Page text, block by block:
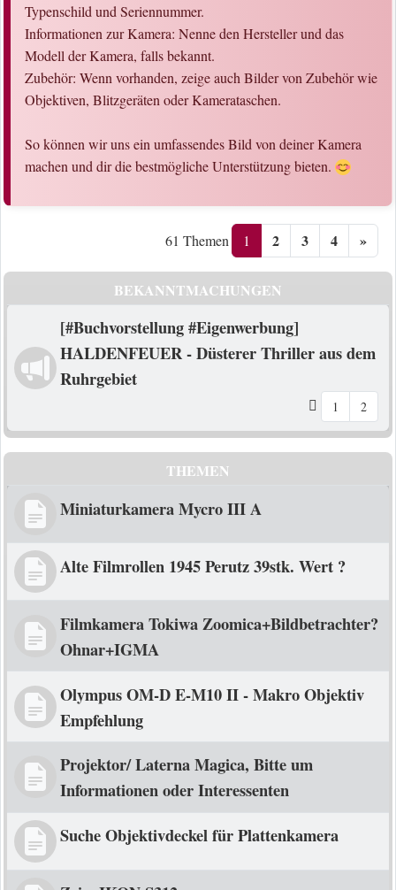
Typenschild und Seriennummer.
Informationen zur Kamera: Nenne den Hersteller und das
Modell der Kamera, falls bekannt.
Zubehör: Wenn vorhanden, zeige auch Bilder von Zubehör wie
Objektiven, Blitzgeräten oder Kamerataschen.
So können wir uns ein umfassendes Bild von deiner Kamera
machen und dir die bestmögliche Unterstützung bieten.
61 Themen 1 2 3 4 »
BEKANNTMACHUNGEN
[#Buchvorstellung #Eigenwerbung]
HALDENFEUER - Düsterer Thriller aus dem
Ruhrgebiet
1 2
THEMEN
Miniaturkamera Mycro III A
Alte Filmrollen 1945 Perutz 39stk. Wert ?
Filmkamera Tokiwa Zoomica+Bildbetrachter?
Ohnar+IGMA
Olympus OM-D E-M10 II - Makro Objektiv
Empfehlung
Projektor/ Laterna Magica, Bitte um
Informationen oder Interessenten
Suche Objektivdeckel für Plattenkamera